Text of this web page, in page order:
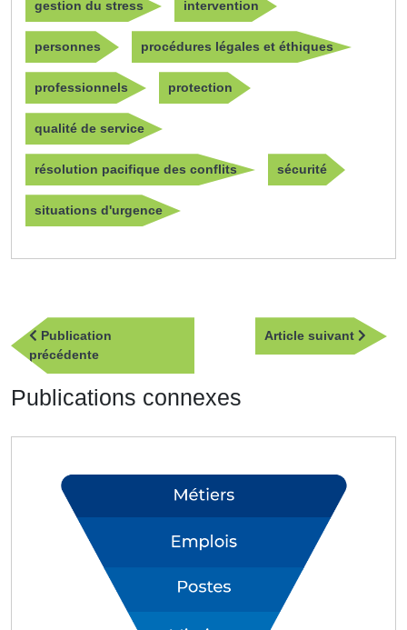
gestion du stress intervention
personnes procédures légales et éthiques
professionnels protection
qualité de service
résolution pacifique des conflits sécurité
situations d'urgence
Navigation
de
l’article
Publication
précédentePublication
précédente
Article suivant
Article
Publications connexes